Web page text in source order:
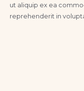
ut aliquip ex ea
reprehenderit in